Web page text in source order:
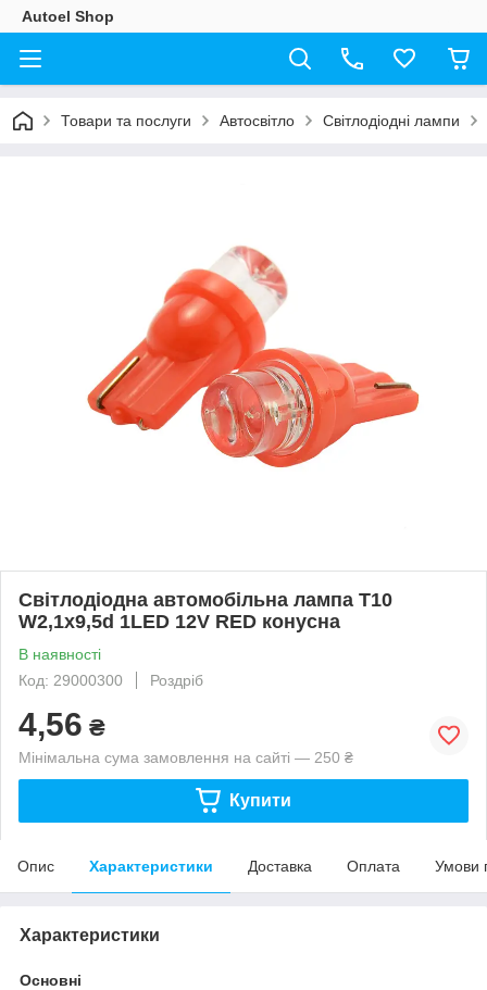
Autoel Shop
Товари та послуги Автосвітло Світлодіодні лампи
Світлодіодна автомобільна лампа T10
W2,1x9,5d 1LED 12V RED конусна
В наявності
Код: 29000300
Роздріб
4,56 ₴
Мінімальна сума замовлення на сайті — 250 ₴
Купити
Опис Характеристики Доставка Оплата Умови
Характеристики
Основні